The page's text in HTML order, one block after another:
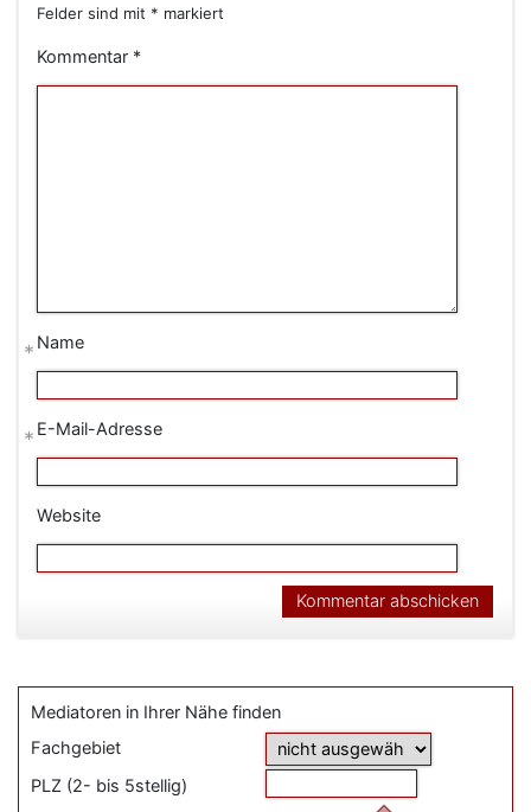
Felder sind mit * markiert
Kommentar *
Name
*
E-Mail-Adresse
*
Website
Mediatoren in Ihrer Nähe finden
Fachgebiet
PLZ (2- bis 5stellig)